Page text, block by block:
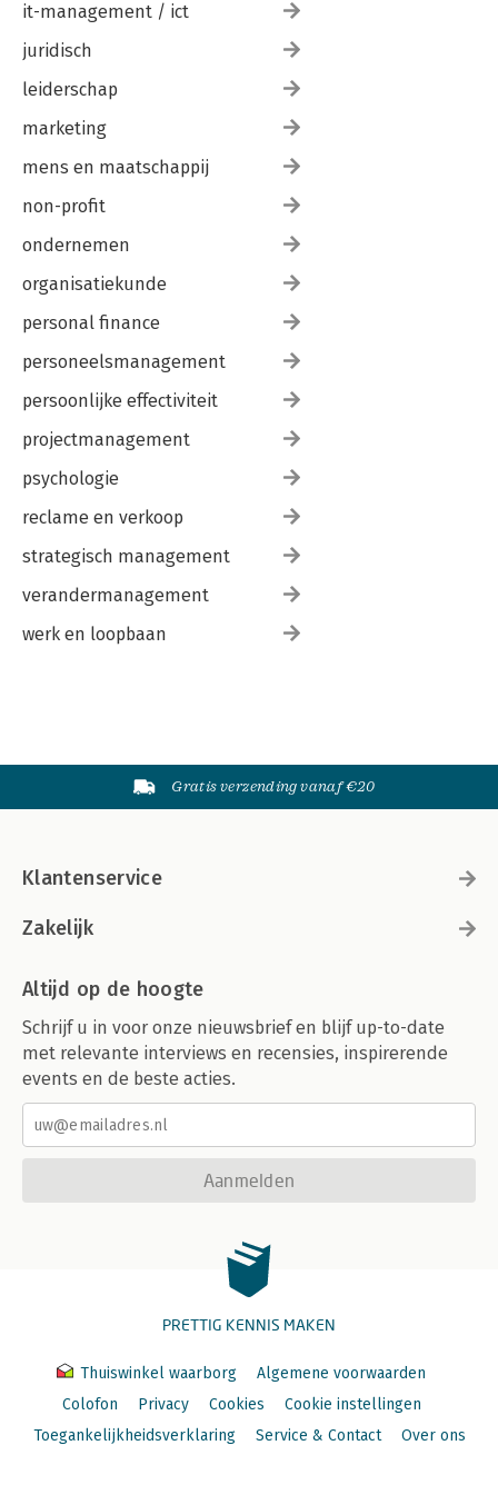
it-management / ict
juridisch
leiderschap
marketing
mens en maatschappij
non-profit
ondernemen
organisatiekunde
personal finance
personeelsmanagement
persoonlijke effectiviteit
projectmanagement
psychologie
reclame en verkoop
strategisch management
verandermanagement
werk en loopbaan
Gratis verzending vanaf €20
Klantenservice
Zakelijk
Altijd op de hoogte
Schrijf u in voor onze nieuwsbrief en blijf up-to-date
met relevante interviews en recensies, inspirerende
events en de beste acties.
Aanmelden
PRETTIG KENNIS MAKEN
Thuiswinkel waarborg
Algemene voorwaarden
Colofon
Privacy Cookies
Cookie instellingen
Toegankelijkheidsverklaring
Service & Contact Over ons